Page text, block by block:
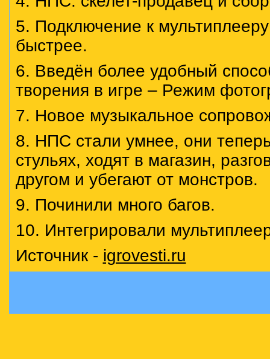
5. Подключение к
быстрее.
6. Введён более удобный
творения в игре – Режим
7. Новое музыкальное
8. НПС стали умнее, они
стульях, ходят в магазин,
другом и убегают от монстров.
9. Починили много багов.
10. Интегрировали
Источник - igrovesti.ru